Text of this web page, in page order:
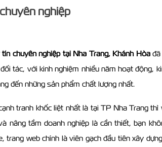
nghiệp
chuyên nghiệp tại Nha Trang, Khánh Hòađã
tác, với kinh nghiệm nhiều năm hoạt động,
đến những sản phẩm chất lượng nhất.
tranh khốc liệt nhất là tại TP Nha Trang
nâng tầm doanh nghiệp là cần thiết, bạn
web chính là viên gạch đầu tiên xây